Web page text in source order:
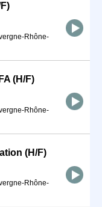
Rhône-
(H/F)
Rhône-
(H/F)
Rhône-